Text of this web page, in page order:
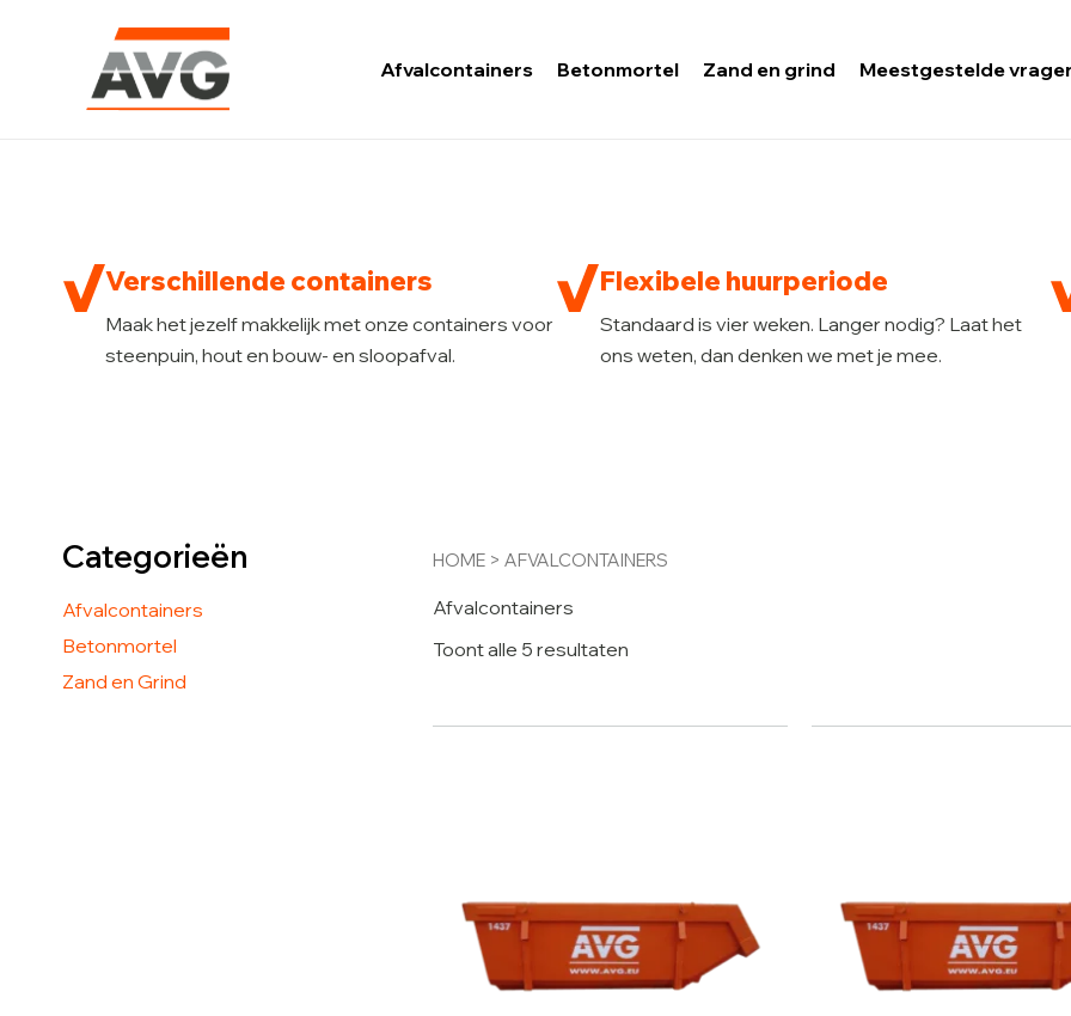
Afvalcontainers Betonmortel Zand en grind Meestgestelde
Verschillende containers
Maak het jezelf makkelijk met onze containers voor
steenpuin, hout en bouw- en sloopafval.
Flexibele huurperiode
Standaard is vier weken. Langer nodig? Laat het
ons weten, dan denken we met je mee.
Categorieën
Afvalcontainers
Betonmortel
Zand en Grind
HOME > AFVALCONTAINERS
Afvalcontainers
Toont alle 5 resultaten